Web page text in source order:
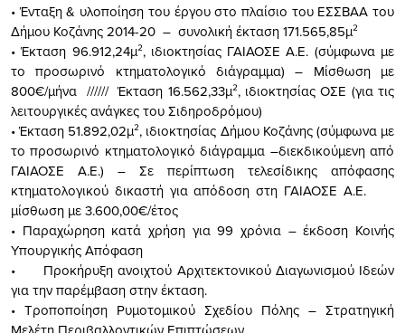
• Ένταξη & υλοποίηση του έργου στο πλαίσιο του ΕΣΣΒΑΑ του
Δήμου Κοζάνης 2014-20 – συνολική έκταση 171.565,85μ²
• Έκταση 96.912,24μ², ιδιοκτησίας ΓΑΙΑΟΣΕ Α.Ε. (σύμφωνα με
το προσωρινό κτηματολογικό διάγραμμα) – Μίσθωση με
800€/μήνα ////// Έκταση 16.562,33μ², ιδιοκτησίας ΟΣΕ (για τις
λειτουργικές ανάγκες του Σιδηροδρόμου)
• Έκταση 51.892,02μ², ιδιοκτησίας Δήμου Κοζάνης (σύμφωνα με
το προσωρινό κτηματολογικό διάγραμμα –διεκδικούμενη από
ΓΑΙΑΟΣΕ Α.Ε.) – Σε περίπτωση τελεσίδικης απόφασης
κτηματολογικού δικαστή για απόδοση στη ΓΑΙΑΟΣΕ Α.Ε.
μίσθωση με 3.600,00€/έτος
• Παραχώρηση κατά χρήση για 99 χρόνια – έκδοση Κοινής
Υπουργικής Απόφαση
• Προκήρυξη ανοιχτού Αρχιτεκτονικού Διαγωνισμού Ιδεών
για την παρέμβαση στην έκταση.
• Τροποποίηση Ρυμοτομικού Σχεδίου Πόλης – Στρατηγική